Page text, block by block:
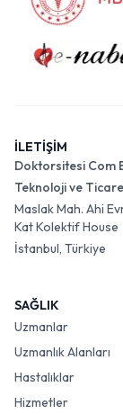
İLETİŞİM
Doktorsitesi Com
Teknoloji ve
Maslak Mah. Ahi
Kat Kolektif House
İstanbul, Türkiye
SAĞLIK
Uzmanlar
Uzmanlık Alanları
Hastalıklar
Hizmetler